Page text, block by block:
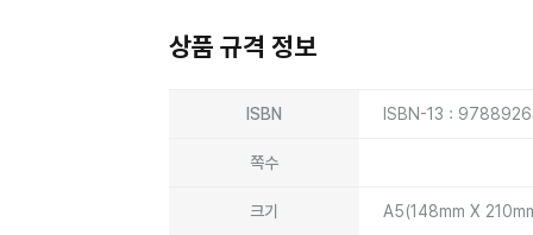
상품 규격 정보
ISBN ISBN-13 :
쪽수
크기 A5(148mm X